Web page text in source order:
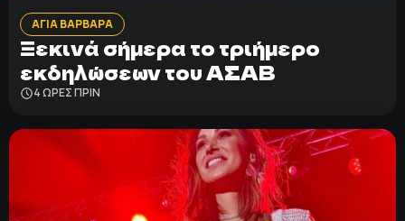
ΑΓΙΑ ΒΑΡΒΑΡΑ
Ξεκινά σήμερα το τριήμερο
εκδηλώσεων του ΑΣΑΒ
4 ΩΡΕΣ ΠΡΙΝ